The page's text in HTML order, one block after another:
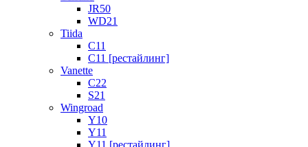
JR50
WD21
Tiida
C11
C11 [рестайлинг]
Vanette
C22
S21
Wingroad
Y10
Y11
Y11 [рестайлинг]